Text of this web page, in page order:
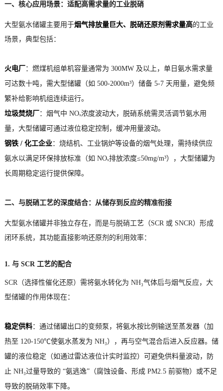
一、核心应用场景：适配高需求量的工业脱硝
大型氨水储罐主要用于烟气排放量巨大、脱硝还原剂需求量高的工业
场景，典型包括：
火电厂
：燃煤机组单机容量通常为 300MW 及以上，单日氨水需求量
可达数十吨，需大型储罐（如 500-2000m³）储备 5-7 天用量，避免频
繁补给影响机组连续运行。
垃圾焚烧厂
：烟气中 NOₓ浓度波动大，脱硝系统需灵活调节氨水用
量，大型储罐可通过液位稳定控制，缓冲用量波动。
钢铁 / 化工企业：烧结机、工业锅炉等设备的烟气处理，需持续供应
氨水以满足环保排放标准（如 NOₓ排放浓度≤50mg/m³），大型储罐为
长周期稳定运行提供保障。
二、与脱硝工艺的深度结合：从储存到反应的精准衔接
大型氨水储罐并非独立存在，而是与脱硝工艺（SCR 或 SNCR）形成
闭环系统，其功能直接影响还原剂的利用效率：
1. 与 SCR 工艺的配合
SCR（选择性催化还原）需将氨水转化为 NH₃气体后与烟气反应，大
型储罐的作用体现在：
稳定供料：通过储罐出口的变频泵，将氨水按比例输送至蒸发器（加
热至 120-150℃使氨水蒸发为 NH₃），再与空气混合后进入反应器。储
罐的液位稳定（如通过雷达液位计实时监控）可避免供料量波动，防
止 NH₃过量导致的 “氨逃逸”（腐蚀设备、形成 PM2.5 前驱物）或不足
导致的脱硝效率下降。